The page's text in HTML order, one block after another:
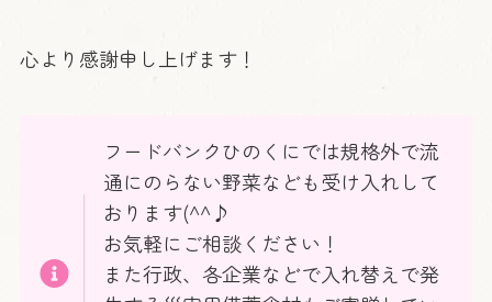
心より感謝申し上げます！
フードバンクひのくにでは規格外で流
通にのらない野菜なども受け入れして
おります(^^♪
お気軽にご相談ください！
また行政、各企業などで入れ替えで発